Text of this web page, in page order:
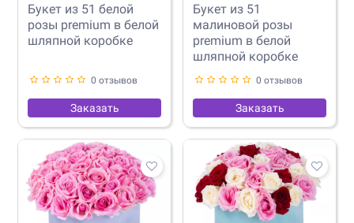
Букет из 51 белой
розы premium в белой
шляпной коробке
0 отзывов
Заказать
Букет из 51
малиновой розы
premium в белой
шляпной коробке
0 отзывов
Заказать